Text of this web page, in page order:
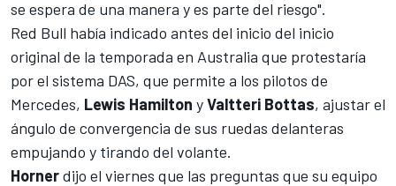
se espera de una manera y es parte del riesgo".
Red Bull había indicado antes del inicio del inicio
original de la temporada en Australia que protestaría
por el sistema DAS, que permite a los pilotos de
Mercedes, Lewis Hamilton yValtteri Bottas, ajustar el
ángulo de convergencia de sus ruedas delanteras
empujando y tirando del volante.
Hornerdijo el viernes que las preguntas que su equipo